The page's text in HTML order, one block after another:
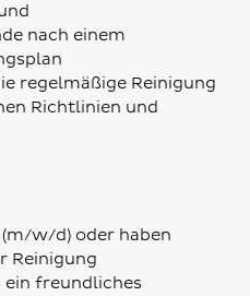
nach einem
regelmäßige Reinigung
Richtlinien und
w/d) oder haben
Reinigung
ein freundliches